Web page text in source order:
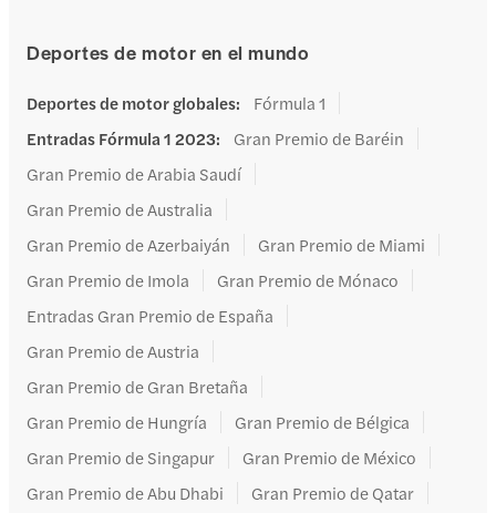
Deportes de motor en el mundo
Deportes de motor globales:
Fórmula 1
Entradas Fórmula 1 2023:
Gran Premio de Baréin
Gran Premio de Arabia Saudí
Gran Premio de Australia
Gran Premio de Azerbaiyán
Gran Premio de Miami
Gran Premio de Imola
Gran Premio de Mónaco
Entradas Gran Premio de España
Gran Premio de Austria
Gran Premio de Gran Bretaña
Gran Premio de Hungría
Gran Premio de Bélgica
Gran Premio de Singapur
Gran Premio de México
Gran Premio de Abu Dhabi
Gran Premio de Qatar